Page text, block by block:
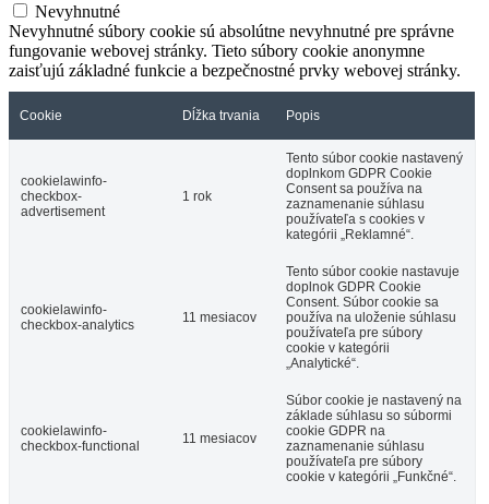
Nevyhnutné
Nevyhnutné súbory cookie sú absolútne nevyhnutné pre správne
fungovanie webovej stránky. Tieto súbory cookie anonymne
zaisťujú základné funkcie a bezpečnostné prvky webovej stránky.
Cookie Dĺžka trvania Popis
cookielawinfo-
checkbox-
advertisement
1 rok
Tento súbor cookie nastavený
doplnkom GDPR Cookie
Consent sa používa na
zaznamenanie súhlasu
používateľa s cookies v
kategórii „Reklamné“.
cookielawinfo-
checkbox-analytics
11 mesiacov
Tento súbor cookie nastavuje
doplnok GDPR Cookie
Consent. Súbor cookie sa
používa na uloženie súhlasu
používateľa pre súbory
cookie v kategórii
„Analytické“.
cookielawinfo-
checkbox-functional
11 mesiacov
Súbor cookie je nastavený na
základe súhlasu so súbormi
cookie GDPR na
zaznamenanie súhlasu
používateľa pre súbory
cookie v kategórii „Funkčné“.